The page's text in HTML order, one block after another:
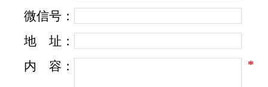
鞋市场一直容易被忽略。殊不知足部是人体的第
二心脏支撑，对宝宝的健康成长起着至关重要的
作用，基于这样的行业现状和市场需求，铭诺团
队开始在这个方向上加大研发力度，最终研发出
微信号：
地
址：
内
容： *